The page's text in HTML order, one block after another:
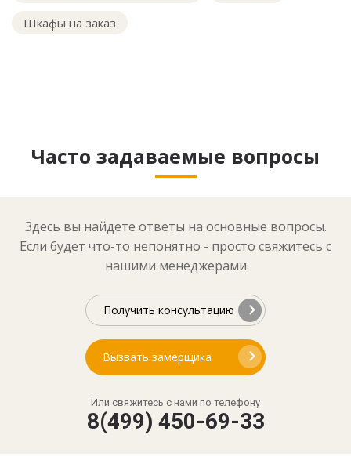
Шкафы на заказ
Часто задаваемые вопросы
Здесь вы найдете ответы на основные вопросы.
Если будет что-то непонятно - просто свяжитесь с
нашими менеджерами
Получить консультацию
Вызвать замерщика
Или свяжитесь с нами по телефону
8(499) 450-69-33